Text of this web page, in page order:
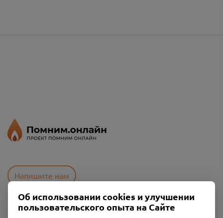
Напишите нам
Об использовании cookies и улучшении
пользовательского опыта на Сайте